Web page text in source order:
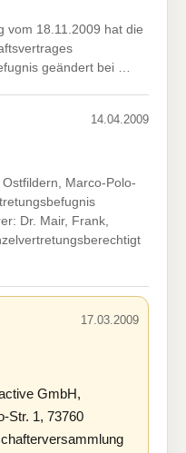
vom 18.11.2009 hat die
geändert bei …
14.04.2009
Marco-Polo-
Dr. Mair, Frank,
17.03.2009
GmbH,
Str. 1, 73760